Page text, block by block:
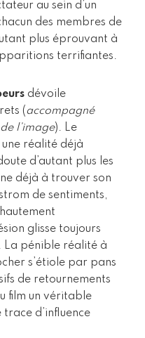
au sein d’un
des membres de
plus éprouvant à
terrifiantes.
dévoile
(accompagné
l’image). Le
réalité déjà
d’autant plus les
déjà à trouver son
de sentiments,
glisse toujours
La pénible réalité à
s’étiole par pans
de retournements
film un véritable
d’influence